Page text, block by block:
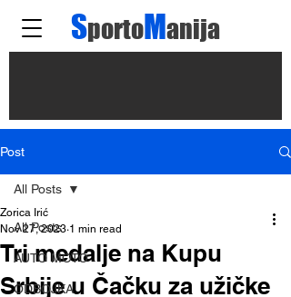
SportoManija
Post
All Posts
AUTO MOTO
ODBOJKA
All Posts
Tri medalje na Kupu
Srbije u Čačku za užičke
Zorica Irić
Nov 27, 2023 1 min read